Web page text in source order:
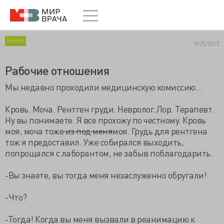
Блоги 9/25/2017
Рабочие отношения
Мы недавно проходили медицинскую комиссию...
Кровь. Моча. Рентген груди. Невролог.Лор. Терапевт.
Ну вы понимаете. Я все прохожу по честному. Кровь
моя, моча тожеиз под менямоя. Грудь для рентгена
тож я предоставил. Уже собирался выходить,
попрощался с лаборантом, не забыв поблагодарить.
-Вы знаете, вы тогда меня незаслуженно обругали!
-Что?
-Тогда! Когда вы меня вызвали в реанимацию к